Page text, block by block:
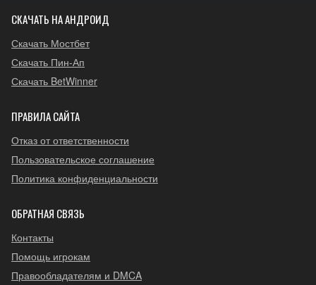
СКАЧАТЬ НА АНДРОИД
Скачать Мостбет
Скачать Пин-Ап
Скачать BetWinner
ПРАВИЛА САЙТА
Отказ от ответственности
Пользовательское соглашение
Политика конфиденциальности
ОБРАТНАЯ СВЯЗЬ
Контакты
Помощь игрокам
Правообладателям и DMCA